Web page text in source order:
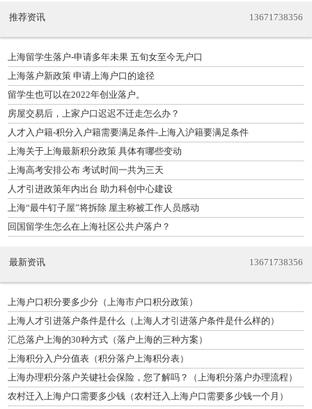
推荐资讯 13671738356
上海留学生落户-申请多年未果 五旬女至今无户口
上海落户新政策 申请上海户口的途径
留学生也可以在2022年创业落户。
房屋交易后，上家户口迟迟不迁走怎么办？
人才入户籍-积分入户籍需要满足条件-上海入沪籍要满足条件
上海关于上海最新积分政策 具体有哪些变动
上海高考安排公布 考试时间一共为三天
人才引进政策年内出台 助力科创中心建设
上海“最牛钉子屋”将拆除 屋主称被工作人员感动
回国留学生怎么在上海社区公共户落户？
最新资讯 13671738356
上海户口积分要多少分（上海市户口积分政策）
上海人才引进落户条件是什么（上海人才引进落户条件是什么样的）
汇总落户上海的30种方式（落户上海的三种方案）
上海积分入户分值表（积分落户上海积分表）
上海办理积分落户关键社会保险，您了解吗？（上海积分落户办理流程）
农村迁入上海户口需要多少钱（农村迁入上海户口需要多少钱一个月）